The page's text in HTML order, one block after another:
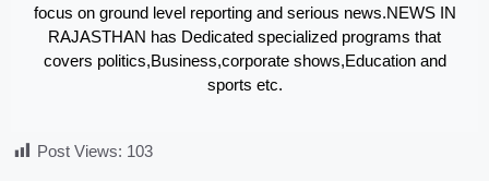
focus on ground level reporting and serious news.NEWS IN
RAJASTHAN has Dedicated specialized programs that
covers politics,Business,corporate shows,Education and
sports etc.
Post Views: 103